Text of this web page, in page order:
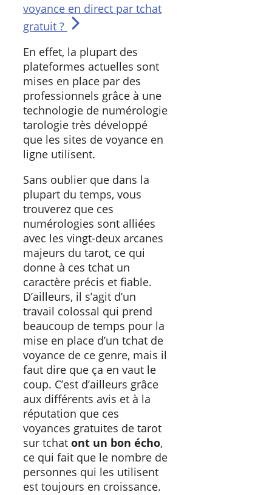
voyance en direct par tchat
gratuit ?
En effet, la plupart des
plateformes actuelles sont
mises en place par des
professionnels grâce à une
technologie de numérologie
tarologie très développé
que les sites de voyance en
ligne utilisent.
Sans oublier que dans la
plupart du temps, vous
trouverez que ces
numérologies sont alliées
avec les vingt-deux arcanes
majeurs du tarot, ce qui
donne à ces tchat un
caractère précis et fiable.
D’ailleurs, il s’agit d’un
travail colossal qui prend
beaucoup de temps pour la
mise en place d’un tchat de
voyance de ce genre, mais il
faut dire que ça en vaut le
coup. C’est d’ailleurs grâce
aux différents avis et à la
réputation que ces
voyances gratuites de tarot
sur tchat ont un bon écho,
ce qui fait que le nombre de
personnes qui les utilisent
est toujours en croissance.